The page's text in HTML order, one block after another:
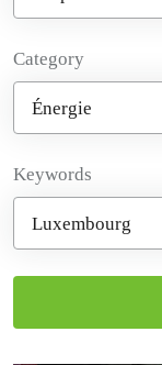
Category
Keywords